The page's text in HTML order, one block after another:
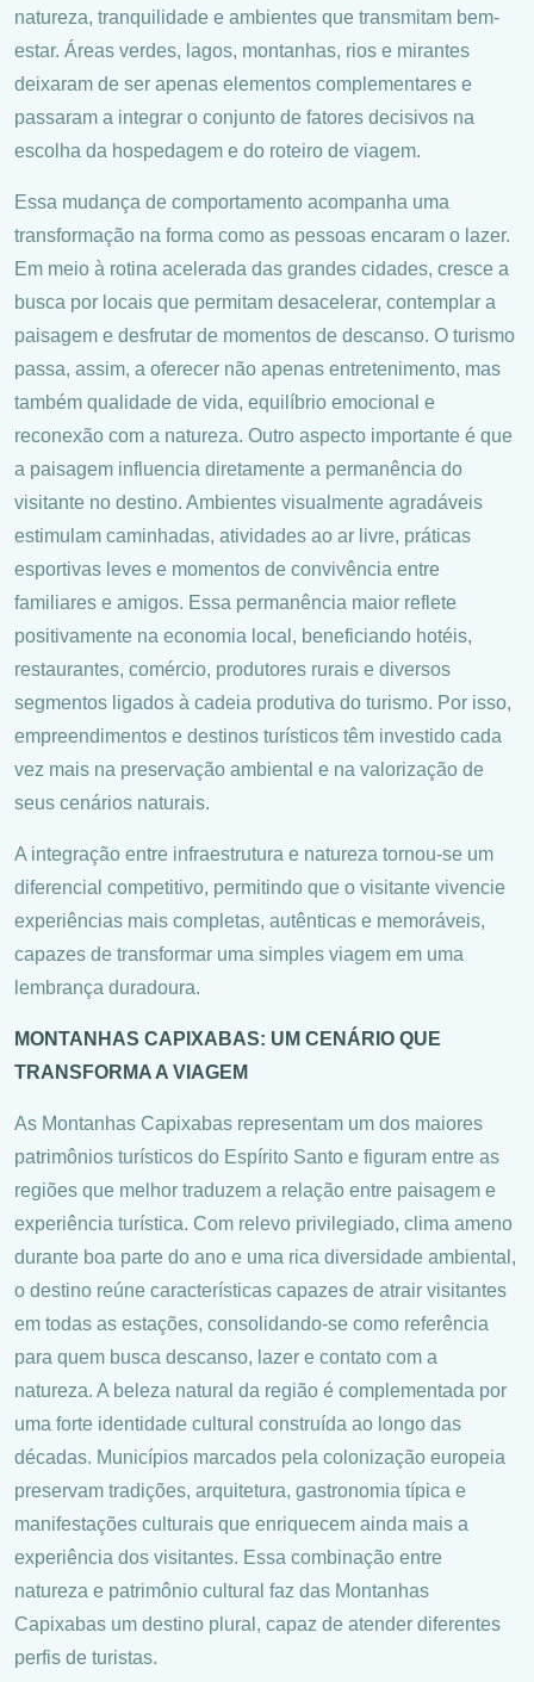
natureza, tranquilidade e ambientes que transmitam bem-
estar. Áreas verdes, lagos, montanhas, rios e mirantes
deixaram de ser apenas elementos complementares e
passaram a integrar o conjunto de fatores decisivos na
escolha da hospedagem e do roteiro de viagem.
Essa mudança de comportamento acompanha uma
transformação na forma como as pessoas encaram o lazer.
Em meio à rotina acelerada das grandes cidades, cresce a
busca por locais que permitam desacelerar, contemplar a
paisagem e desfrutar de momentos de descanso. O turismo
passa, assim, a oferecer não apenas entretenimento, mas
também qualidade de vida, equilíbrio emocional e
reconexão com a natureza. Outro aspecto importante é que
a paisagem influencia diretamente a permanência do
visitante no destino. Ambientes visualmente agradáveis
estimulam caminhadas, atividades ao ar livre, práticas
esportivas leves e momentos de convivência entre
familiares e amigos. Essa permanência maior reflete
positivamente na economia local, beneficiando hotéis,
restaurantes, comércio, produtores rurais e diversos
segmentos ligados à cadeia produtiva do turismo. Por isso,
empreendimentos e destinos turísticos têm investido cada
vez mais na preservação ambiental e na valorização de
seus cenários naturais.
A integração entre infraestrutura e natureza tornou-se um
diferencial competitivo, permitindo que o visitante vivencie
experiências mais completas, autênticas e memoráveis,
capazes de transformar uma simples viagem em uma
lembrança duradoura.
MONTANHAS CAPIXABAS: UM CENÁRIO QUE
TRANSFORMA A VIAGEM
As Montanhas Capixabas representam um dos maiores
patrimônios turísticos do Espírito Santo e figuram entre as
regiões que melhor traduzem a relação entre paisagem e
experiência turística. Com relevo privilegiado, clima ameno
durante boa parte do ano e uma rica diversidade ambiental,
o destino reúne características capazes de atrair visitantes
em todas as estações, consolidando-se como referência
para quem busca descanso, lazer e contato com a
natureza. A beleza natural da região é complementada por
uma forte identidade cultural construída ao longo das
décadas. Municípios marcados pela colonização europeia
preservam tradições, arquitetura, gastronomia típica e
manifestações culturais que enriquecem ainda mais a
experiência dos visitantes. Essa combinação entre
natureza e patrimônio cultural faz das Montanhas
Capixabas um destino plural, capaz de atender diferentes
perfis de turistas.